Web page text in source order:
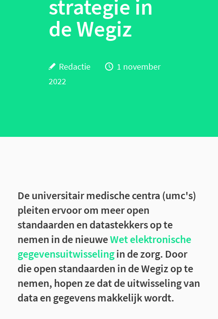
strategie in
de Wegiz
Redactie
1 november
2022
De universitair medische centra (umc's)
pleiten ervoor om meer open
standaarden en datastekkers op te
nemen in de nieuweWet elektronische
gegevensuitwisselingin de zorg. Door
die open standaarden in de Wegiz op te
nemen, hopen ze dat de uitwisseling van
data en gegevens makkelijk wordt.